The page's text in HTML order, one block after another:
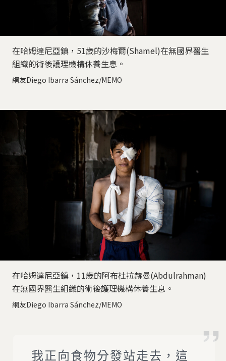
在哈姆達尼亞鎮，51歲的沙梅爾(Shamel)在無國界醫生
組織的術後護理機構休養生息。
網友Diego Ibarra Sánchez/MEMO
在哈姆達尼亞鎮，11歲的阿布杜拉赫曼(Abdulrahman)
在無國界醫生組織的術後護理機構休養生息。
網友Diego Ibarra Sánchez/MEMO
我正向食物分發站走去，這